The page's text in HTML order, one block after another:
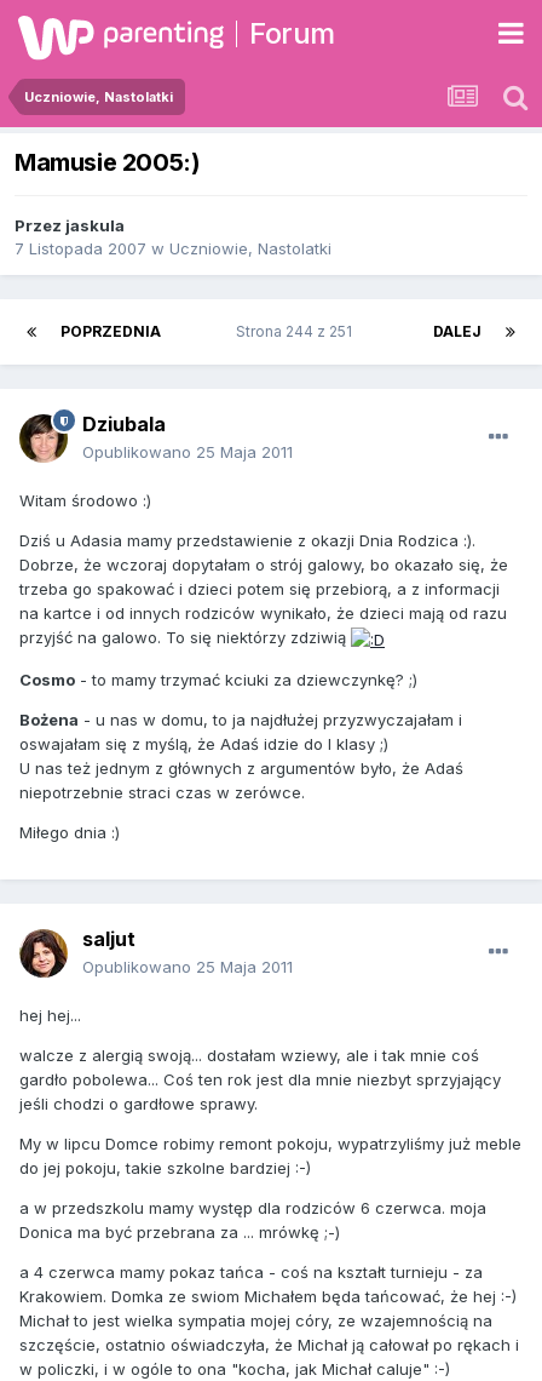
Forum
Uczniowie, Nastolatki
Mamusie 2005:)
Przez jaskula
7 Listopada 2007 w Uczniowie, Nastolatki
POPRZEDNIA DALEJ
Strona 244 z 251
Dziubala
Opublikowano 25 Maja 2011
Witam środowo :)
Dziś u Adasia mamy przedstawienie z okazji Dnia Rodzica :).
Dobrze, że wczoraj dopytałam o strój galowy, bo okazało się, że
trzeba go spakować i dzieci potem się przebiorą, a z informacji
na kartce i od innych rodziców wynikało, że dzieci mają od razu
przyjść na galowo. To się niektórzy zdziwią
Cosmo - to mamy trzymać kciuki za dziewczynkę? ;)
Bożena - u nas w domu, to ja najdłużej przyzwyczajałam i
oswajałam się z myślą, że Adaś idzie do I klasy ;)
U nas też jednym z głównych z argumentów było, że Adaś
niepotrzebnie straci czas w zerówce.
Miłego dnia :)
saljut
Opublikowano 25 Maja 2011
hej hej...
walcze z alergią swoją... dostałam wziewy, ale i tak mnie coś
gardło pobolewa... Coś ten rok jest dla mnie niezbyt sprzyjający
jeśli chodzi o gardłowe sprawy.
My w lipcu Domce robimy remont pokoju, wypatrzyliśmy już meble
do jej pokoju, takie szkolne bardziej :-)
a w przedszkolu mamy występ dla rodziców 6 czerwca. moja
Donica ma być przebrana za ... mrówkę ;-)
a 4 czerwca mamy pokaz tańca - coś na kształt turnieju - za
Krakowiem. Domka ze swiom Michałem będa tańcować, że hej :-)
Michał to jest wielka sympatia mojej córy, ze wzajemnością na
szczęście, ostatnio oświadczyła, że Michał ją całował po rękach i
w policzki, i w ogóle to ona "kocha, jak Michał caluje" :-)